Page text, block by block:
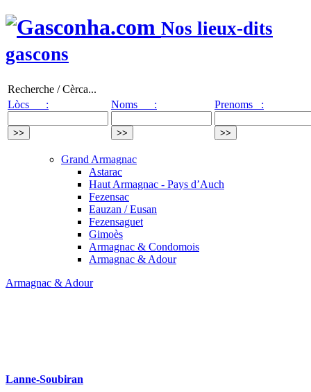
Nos lieux-dits
gascons
Recherche / Cèrca...
Lòcs :
Noms : Prenoms :
Grand Armagnac
Astarac
Haut Armagnac - Pays d’Auch
Fezensac
Eauzan / Eusan
Fezensaguet
Gimoès
Armagnac & Condomois
Armagnac & Adour
Armagnac & Adour
Lanne-Soubiran